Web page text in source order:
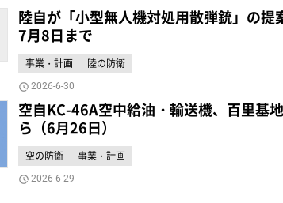
陸自が「小型無人機対処用散弾銃」の
7月8日まで
事業・計画 陸の防衛
2026-6-30
空自KC-46A空中給油・輸送機、百里
ら（6月26日）
空の防衛 事業・計画
2026-6-29